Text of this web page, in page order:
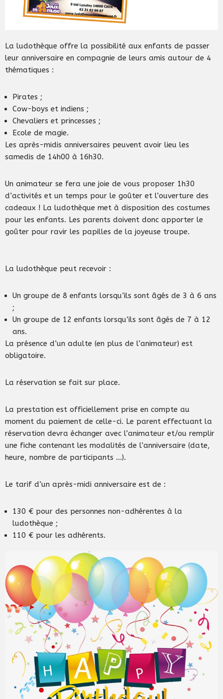
La ludothèque offre la possibilité aux enfants de passer
leur anniversaire en compagnie de leurs amis autour de 4
thématiques :
Pirates ;
Cow-boys et indiens ;
Chevaliers et princesses ;
Ecole de magie.
Les après-midis anniversaires peuvent avoir lieu les
samedis de 14h00 à 16h30.
Un animateur se fera une joie de vous proposer 1h30
d’activités et un temps pour le goûter et l’ouverture des
cadeaux ! La ludothèque met à disposition des costumes
pour les enfants. Les parents doivent donc apporter le
goûter pour ravir les papilles de la joyeuse troupe.
La ludothèque peut recevoir :
Un groupe de 8 enfants lorsqu’ils sont âgés de 3 à 6 ans
;
Un groupe de 12 enfants lorsqu’ils sont âgés de 7 à 12
ans.
La présence d’un adulte (en plus de l’animateur) est
obligatoire.
La réservation se fait sur place.
La prestation est officiellement prise en compte au
moment du paiement de celle-ci. Le parent effectuant la
réservation devra échanger avec l’animateur et/ou remplir
une fiche contenant les modalités de l’anniversaire (date,
heure, nombre de participants …).
Le tarif d’un après-midi anniversaire est de :
130 € pour des personnes non-adhérentes à la
ludothèque ;
110 € pour les adhérents.